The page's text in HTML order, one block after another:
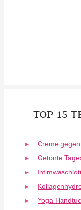
TOP 15
Creme
Getönte
Yoga